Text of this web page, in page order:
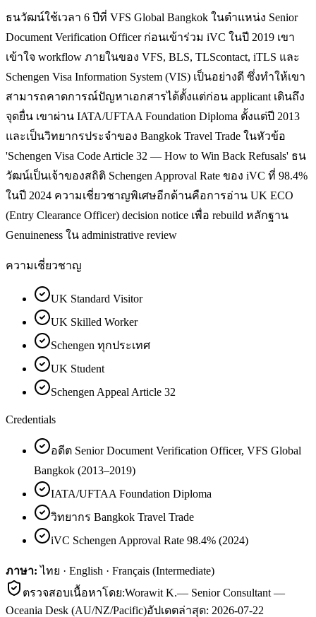
ธนวัฒน์ใช้เวลา 6 ปีที่ VFS Global Bangkok ในตำแหน่ง Senior
Document Verification Officer ก่อนเข้าร่วม iVC ในปี 2019 เขา
เข้าใจ workflow ภายในของ VFS, BLS, TLScontact, iTLS และ
Schengen Visa Information System (VIS) เป็นอย่างดี ซึ่งทำให้เขา
สามารถคาดการณ์ปัญหาเอกสารได้ตั้งแต่ก่อน applicant เดินถึง
จุดยื่น เขาผ่าน IATA/UFTAA Foundation Diploma ตั้งแต่ปี 2013
และเป็นวิทยากรประจำของ Bangkok Travel Trade ในหัวข้อ
'Schengen Visa Code Article 32 — How to Win Back Refusals' ธน
วัฒน์เป็นเจ้าของสถิติ Schengen Approval Rate ของ iVC ที่ 98.4%
ในปี 2024 ความเชี่ยวชาญพิเศษอีกด้านคือการอ่าน UK ECO
(Entry Clearance Officer) decision notice เพื่อ rebuild หลักฐาน
Genuineness ใน administrative review
ความเชี่ยวชาญ
UK Standard Visitor
UK Skilled Worker
Schengen ทุกประเทศ
UK Student
Schengen Appeal Article 32
Credentials
อดีต Senior Document Verification Officer, VFS Global
Bangkok (2013–2019)
IATA/UFTAA Foundation Diploma
วิทยากร Bangkok Travel Trade
iVC Schengen Approval Rate 98.4% (2024)
ภาษา: ไทย · English · Français (Intermediate)
ตรวจสอบเนื้อหาโดย:Worawit K.— Senior Consultant —
Oceania Desk (AU/NZ/Pacific)อัปเดตล่าสุด: 2026-07-22